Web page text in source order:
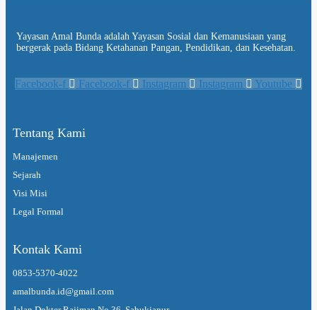
Yayasan Amal Bunda adalah Yayasan Sosial dan Kemanusiaan yang
bergerak pada Bidang Ketahanan Pangan, Pendidikan, dan Kesehatan.
Facebook-f Facebook-f Instagram Instagram Youtube
Tentang Kami
Manajemen
Sejarah
Visi Misi
Legal Formal
Kontak Kami
0853-5370-4022
amalbunda.id@gmail.com